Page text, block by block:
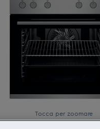
Tocca per zoomare